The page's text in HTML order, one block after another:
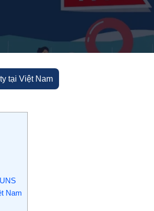
tại Việt Nam
Nam